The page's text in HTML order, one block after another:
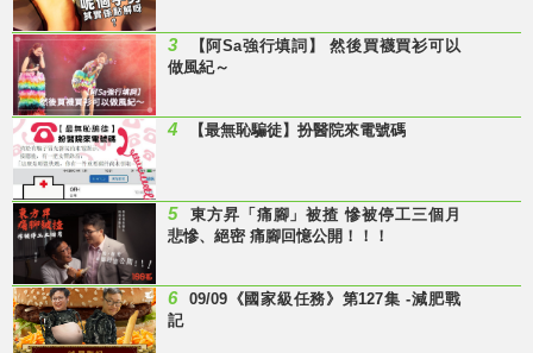
3
【阿Sa強行填詞】 然後買襪買衫可以
做風紀～
4 【最無恥騙徒】扮醫院來電號碼
5
東方昇「痛腳」被揸 慘被停工三個月
悲慘、絕密 痛腳回憶公開！！！
6
09/09《國家級任務》第127集 -減肥戰
記